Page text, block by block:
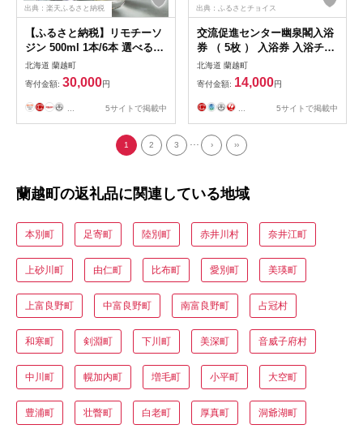
出典：楽天ふるさと納税
【ふるさと納税】リモチーソ
ジン 500ml 1本/6本 選べる本
数 お酒 ジン アルコール 里美
清蘇 蘭越町 送料無料
北海道 蘭越町
寄付金額: 30,000円
... 5サイトで掲載中
出典：ふるさとチョイス
交流促進センター幽泉閣入浴
券 （ 5枚 ） 入浴券 入浴チケ
ット 施設利用券 施設利用チ
ケット 券 チケット 入浴 温泉
露天風呂 お風呂 風呂 大浴場
旅行
北海道 蘭越町
寄付金額: 14,000円
... 5サイトで掲載中
1 2 3 ... › ››
蘭越町の返礼品に関連している地域
本別町 足寄町 陸別町 赤井川村 奈井江町
上砂川町 由仁町 比布町 愛別町 美瑛町
上富良野町 中富良野町 南富良野町 占冠村
和寒町 剣淵町 下川町 美深町 音威子府村
中川町 幌加内町 増毛町 小平町 大空町
豊浦町 壮瞥町 白老町 厚真町 洞爺湖町